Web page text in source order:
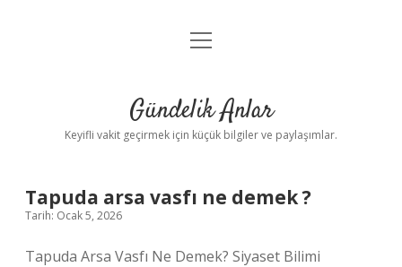
Anasayfa
Yasal Uyarı
menüyü
Gündelik Anlar
Keyifli vakit geçirmek için küçük bilgiler ve paylaşımlar.
Tapuda arsa vasfı ne demek ?
Tarih: Ocak 5, 2026
Tapuda Arsa Vasfı Ne Demek? Siyaset Bilimi